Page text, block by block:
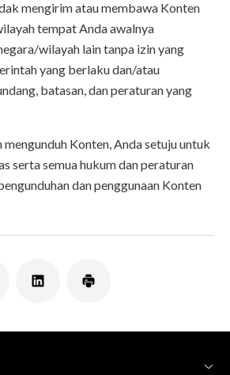
mengirim atau membawa Konten
tempat Anda awalnya
wilayah lain tanpa izin yang
yang berlaku dan/atau
batasan, dan peraturan yang
Konten, Anda setuju untuk
serta semua hukum dan peraturan
dan penggunaan Konten